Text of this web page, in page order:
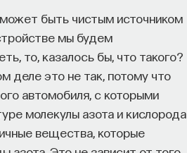
быть чистым источником
мы будем
то, казалось бы, что такого?
деле это не так, потому что
автомобиля, с которыми
молекулы азота и кислорода
вещества, которые